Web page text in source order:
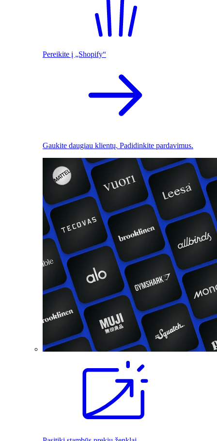
Pereikite į „Shopify“
Gaukite daugiau klientų. Padidinkite pardavimus.